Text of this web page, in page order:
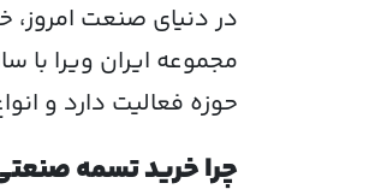
در دنیای صنعت امروز،
مجموعه ایران ویرا با
حوزه فعالیت دارد و
چرا خرید تسمه